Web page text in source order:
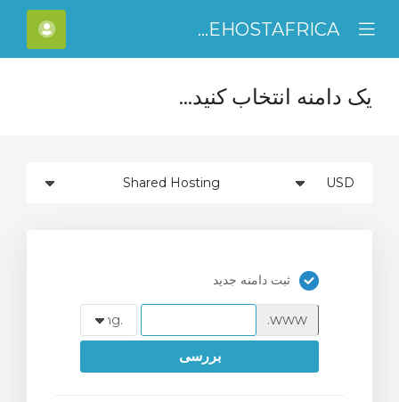
Mobile
Menu
WEHOSTAFRICA
یک دامنه انتخاب کنید...
ثبت دامنه جدید
www.
بررسی